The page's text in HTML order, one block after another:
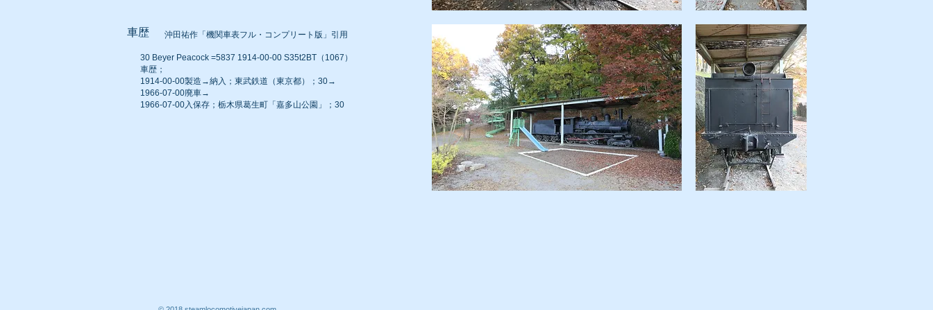
車歴 沖田祐作「機関車表フル・コンプリート版」引用
30 Beyer Peacock =5837 1914-00-00 S35t2BT（1067）
車歴；
1914-00-00製造→納入；東武鉄道（東京都）；30→
1966-07-00廃車→
1966-07-00入保存；栃木県葛生町「嘉多山公園」；30